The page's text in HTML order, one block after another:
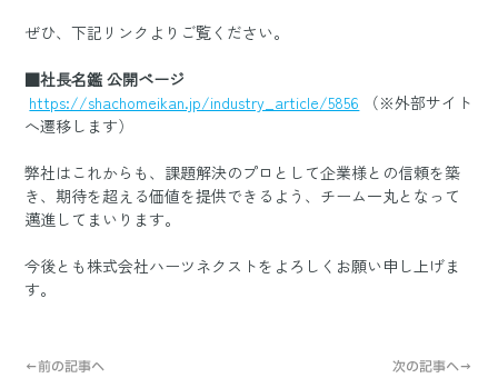
ぜひ、下記リンクよりご覧ください。
■社長名鑑 公開ページ
https://shachomeikan.jp/industry_article/5856 （※外部サイト
へ遷移します）
弊社はこれからも、課題解決のプロとして企業様との信頼を築
き、期待を超える価値を提供できるよう、チーム一丸となって
邁進してまいります。
今後とも株式会社ハーツネクストをよろしくお願い申し上げま
す。
←前の記事へ 次の記事へ→